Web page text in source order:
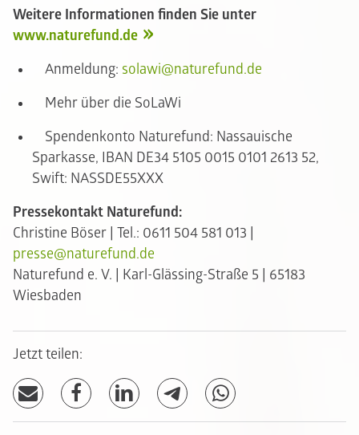
Weitere Informationen finden Sie unter
www.naturefund.de
Anmeldung: solawi@naturefund.de
Mehr über die SoLaWi
Spendenkonto Naturefund: Nassauische
Sparkasse, IBAN DE34 5105 0015 0101 2613 52,
Swift: NASSDE55XXX
Pressekontakt Naturefund:
Christine Böser | Tel.: 0611 504 581 013 |
presse@naturefund.de
Naturefund e. V. | Karl-Glässing-Straße 5 | 65183
Wiesbaden
Jetzt teilen: